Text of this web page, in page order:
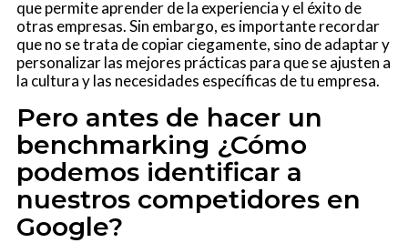
que permite aprender de la experiencia y el éxito de
otras empresas. Sin embargo, es importante recordar
que no se trata de copiar ciegamente, sino de adaptar y
personalizar las mejores prácticas para que se ajusten a
la cultura y las necesidades específicas de tu empresa.
Pero antes de hacer un
benchmarking ¿Cómo
podemos identificar a
nuestros competidores en
Google?